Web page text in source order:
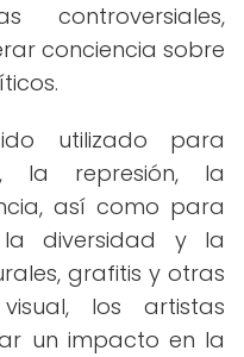
conciencia sobre
utilizado para
la represión, la
así como para
la diversidad y la
grafitis y otras
los artistas
un impacto en la